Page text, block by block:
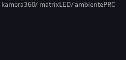
matrixLED/ ambientePRO/